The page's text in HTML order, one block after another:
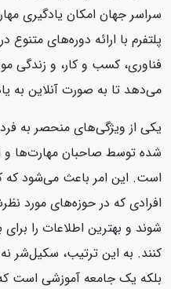
سراسر جهان امکان یادگیری
پلتفرم با ارائه دوره‌های متنوع
فناوری، کسب و کار، و زندگی
می‌دهد تا به صورت آنلاین به
یکی از ویژگی‌های منحصر به
شده توسط صاحبان مهارت‌ها و
است. این امر باعث می‌شود که
افرادی که در حوزه‌های مورد
شوند و بهترین اطلاعات را
کنند. به این ترتیب، سکیل‌شر
بلکه یک جامعه آموزشی است که